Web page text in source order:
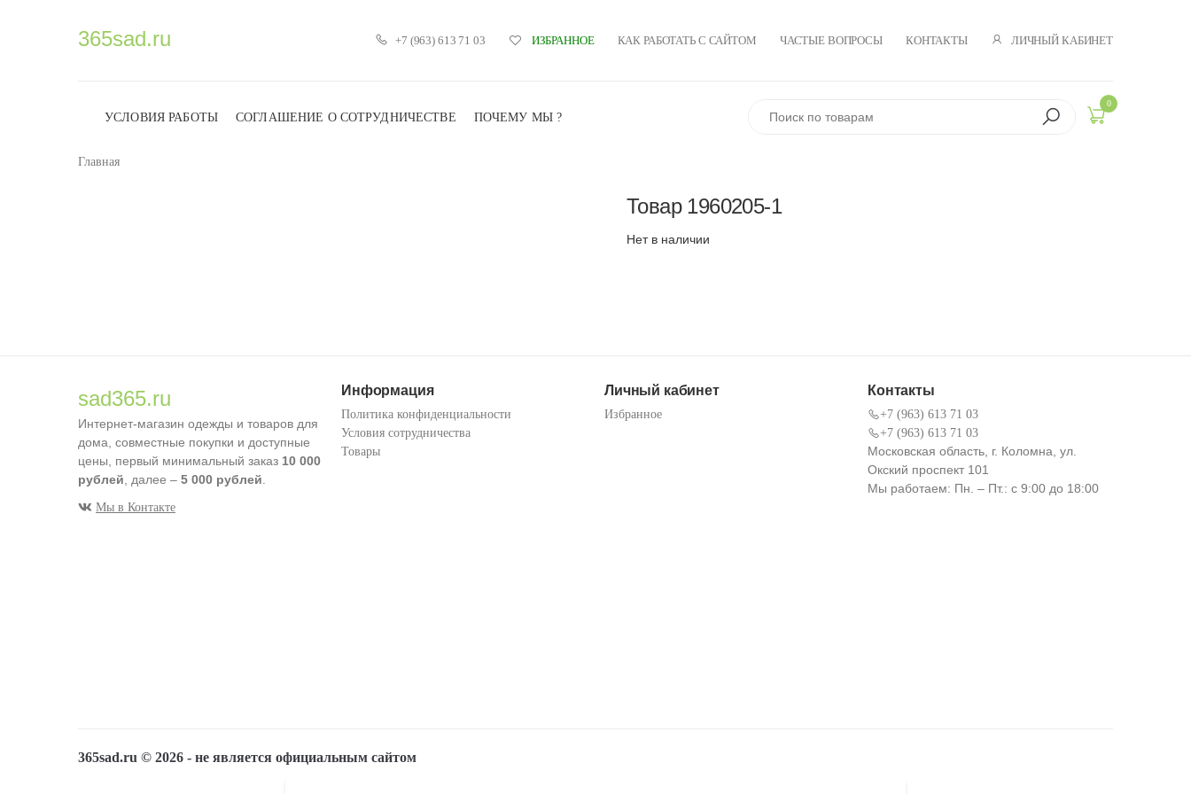
365sad.ru +7 (963) 613 71 03 ИЗБРАННОЕ КАК РАБОТАТЬ С САЙТОМ ЧАСТЫЕ ВОПРОСЫ КОНТАКТЫ ЛИЧНЫЙ КАБИНЕТ
УСЛОВИЯ РАБОТЫ СОГЛАШЕНИЕ О СОТРУДНИЧЕСТВЕ ПОЧЕМУ МЫ ?
0
Главная
Товар 1960205-1
Нет в наличии
sad365.ru
Интернет-магазин одежды и товаров для
дома, совместные покупки и доступные
цены, первый минимальный заказ 10 000
рублей , далее – 5 000 рублей
Мы в Контакте
Информация
Политика конфиденциальности
Условия сотрудничества
Товары
Личный кабинет
Избранное
Контакты
+7 (963) 613 71 03
+7 (963) 613 71 03
Московская область, г. Коломна, ул.
Окский проспект 101
Мы работаем: Пн. – Пт.: с 9:00 до 18:00
365sad.ru © 2026 - не является официальным сайтом